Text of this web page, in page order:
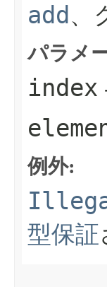
add 、
パラメ
index
例外:
型保証